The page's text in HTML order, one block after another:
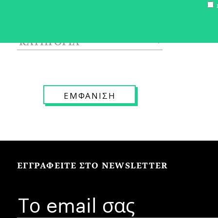
ΕΓΓΡΑΦΕΙΤΕ ΣΤΟ NEWSLETTER